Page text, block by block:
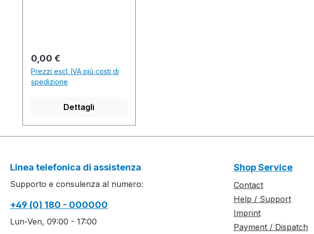
Musterausschnitt mit
groben 2x2 Rippbund
und Spickel-Einsätze mit
langgezogenen Maschen
Flottjacquard-
Umhängestruktur.
Production time /
min. 14 sec. 1.00 m/sec.
................................................
............................................
M1plus Software-
Prezzo normale:
0,00 €
Prezzi escl. IVA più costi di
spedizione
Dettagli
Linea telefonica di assistenza
Supporto e consulenza al numero:
+49 (0) 180 - 000000
Lun-Ven, 09:00 - 17:00
Shop Service
Contact
Help / Support
Imprint
Payment / Dispatch